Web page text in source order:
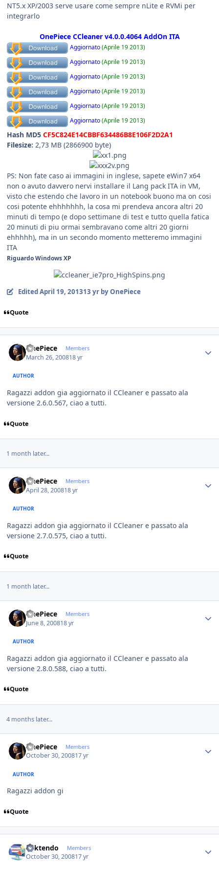
NT5.x XP/2003 serve usare come sempre nLite e RVMi per
integrarlo
OnePiece CCleaner v4.0.0.4064 AddOn ITA
Aggiornato(Aprile 19 2013)
Aggiornato(Aprile 19 2013)
Aggiornato(Aprile 19 2013)
Aggiornato(Aprile 19 2013)
Aggiornato(Aprile 19 2013)
Aggiornato(Aprile 19 2013)
Hash MD5 CF5C824E14CBBF634486B8E106F2D2A1
Filesize: 2,73 MB (2866900 byte)
PS: Non fate caso ai immagini in inglese, sapete eWin7 x64
non o avuto davvero nervi installare il Lang pack ITA in VM,
visto che estendo che lavoro in un notebook buono ma on cosi
cosi potente ehhhhhhh, la cosa mi prendeva ancora altri 20
minuti di tempo (e dopo settimane di test e tutto quella fatica
20 minuti di piu ormai sembravano come altri 20 giorni
ehhhhh), ma in un secondo momento metteremo immagini
ITA
Riguardo Windows XP
EditedApril 19, 201313 yrby OnePiece
Quote
OnePiece Members
March 26, 200818 yr
AUTHOR
Ragazzi addon gia aggiornato il CCleaner e passato ala
versione 2.6.0.567, ciao a tutti.
Quote
1 month later...
OnePiece Members
April 28, 200818 yr
AUTHOR
Ragazzi addon gia aggiornato il CCleaner e passato ala
versione 2.7.0.575, ciao a tutti.
Quote
1 month later...
OnePiece Members
June 8, 200818 yr
AUTHOR
Ragazzi addon gia aggiornato il CCleaner e passato ala
versione 2.8.0.588, ciao a tutti.
Quote
4 months later...
OnePiece Members
October 30, 200817 yr
AUTHOR
Ragazzi addon gi
Quote
ricktendo Members
October 30, 200817 yr